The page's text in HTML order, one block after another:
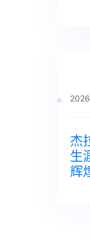
杰
生
辉